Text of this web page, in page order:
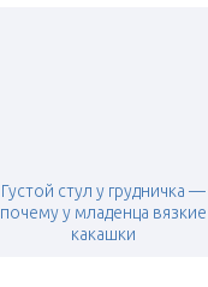
Густой стул у грудничка —
почему у младенца вязкие
какашки